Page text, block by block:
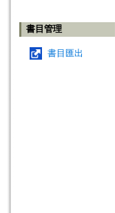
書目管理
書目匯出